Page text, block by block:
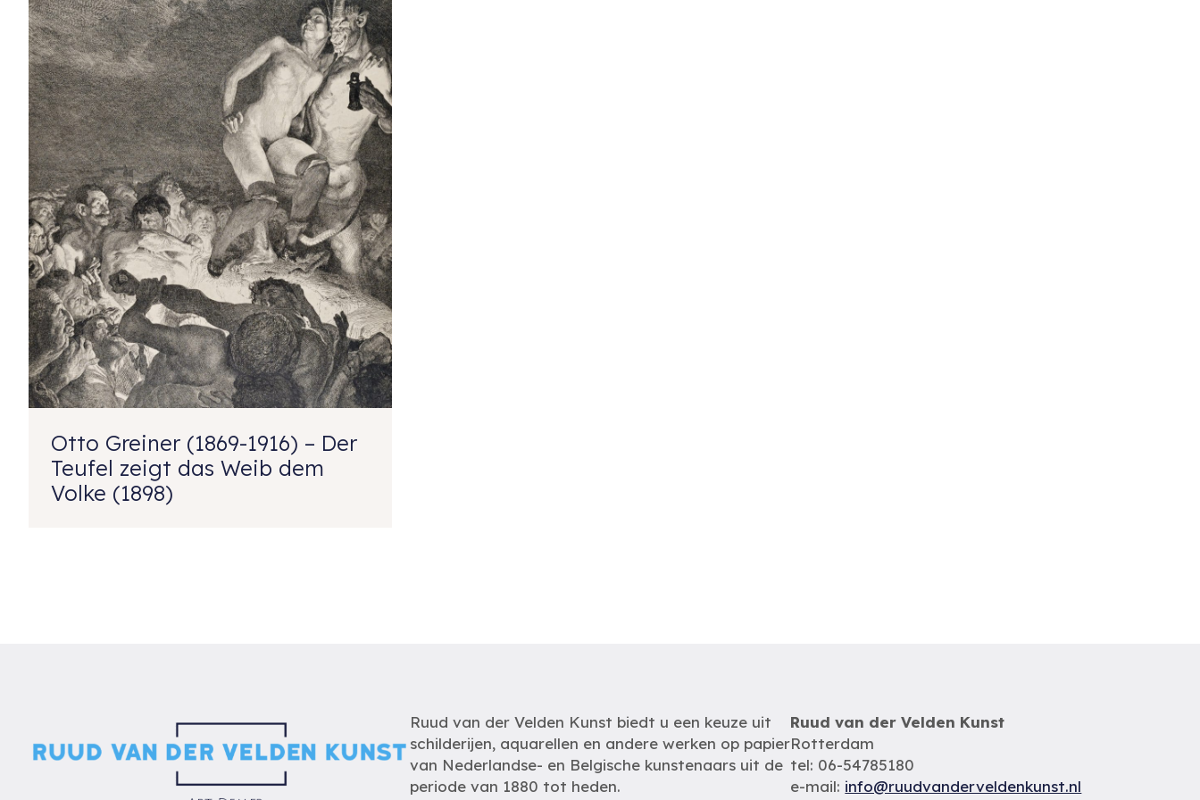
Otto Greiner (1869-1916) – Der
Teufel zeigt das Weib dem
Volke (1898)
Ruud van der Velden Kunst biedt u een keuze uit
schilderijen, aquarellen en andere werken op papier
van Nederlandse- en Belgische kunstenaars uit de
periode van 1880 tot heden.
Ruud van der Velden Kunst
Rotterdam
tel: 06-54785180
e-mail: info@ruudvanderveldenkunst.nl